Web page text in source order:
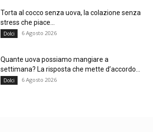
Torta al cocco senza uova, la colazione senza
stress che piace...
Dolci 6 Agosto 2026
Quante uova possiamo mangiare a
settimana? La risposta che mette d’accordo...
Dolci 6 Agosto 2026